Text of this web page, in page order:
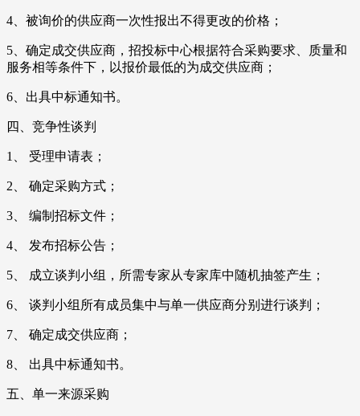
4、被询价的供应商一次性报出不得更改的价格；
5、确定成交供应商，招投标中心根据符合采购要求、质量和
服务相等条件下，以报价最低的为成交供应商；
6、出具中标通知书。
四、竞争性谈判
1、 受理申请表；
2、 确定采购方式；
3、 编制招标文件；
4、 发布招标公告；
5、 成立谈判小组，所需专家从专家库中随机抽签产生；
6、 谈判小组所有成员集中与单一供应商分别进行谈判；
7、 确定成交供应商；
8、 出具中标通知书。
五、单一来源采购